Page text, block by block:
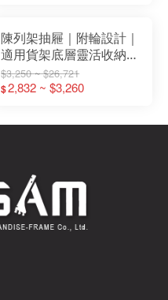
陳列架抽屜｜附輪設計｜
適用貨架底層靈活收納
W600 W750 W900(mm)
$3,250 ~ $26,721
$2,832 ~ $3,260